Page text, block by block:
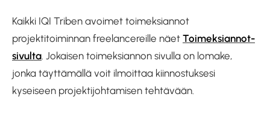
Kaikki IQI Triben avoimet toimeksiannot
projektitoiminnan freelancereille näet Toimeksiannot-
sivulta . Jokaisen toimeksiannon sivulla on lomake,
jonka täyttämällä voit ilmoittaa kiinnostuksesi
kyseiseen projektijohtamisen tehtävään.